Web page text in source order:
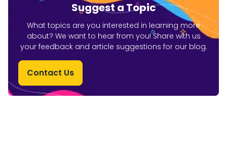
Suggest a Topic
What topics are you interested in learning more
about? We want to hear from you! Share with us
your feedback and article suggestions for our blog.
Contact Us